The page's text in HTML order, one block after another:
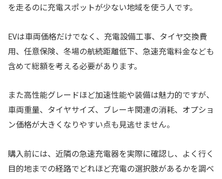
を走るのに充電スポットが少ない地域を使う人です。
EVは車両価格だけでなく、充電設備工事、タイヤ交換費
用、任意保険、冬場の航続距離低下、急速充電料金なども
含めて総額を考える必要があります。
また高性能グレードほど加速性能や装備は魅力的ですが、
車両重量、タイヤサイズ、ブレーキ関連の消耗、オプショ
ン価格が大きくなりやすい点も見逃せません。
購入前には、近隣の急速充電器を実際に確認し、よく行く
目的地までの経路でどれほど充電の選択肢があるかを調べ